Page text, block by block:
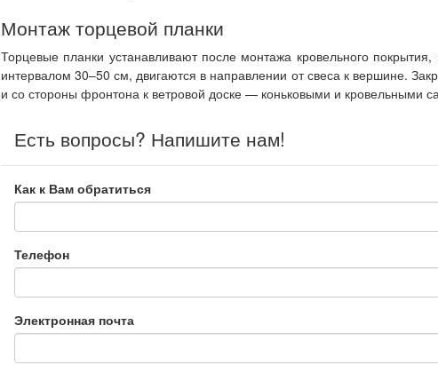
Монтаж торцевой планки
Торцевые планки устанавливают после монтажа кровельного
интервалом 30–50 см, двигаются в направлении от свеса к вершине.
и со стороны фронтона к ветровой доске — коньковыми и кровельными
Есть вопросы? Напишите нам!
Как к Вам обратиться
Телефон
Электронная почта